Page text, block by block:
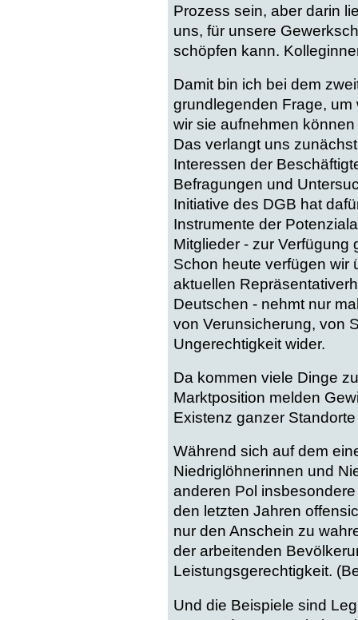
Prozess sein, aber darin
uns, für unsere
schöpfen kann.
Damit bin ich bei dem
grundlegenden Frage,
wir sie aufnehmen
Das verlangt uns
Interessen der
Befragungen und
Initiative des DGB hat
Instrumente der
Mitglieder - zur Verfügung
Schon heute verfügen wir
aktuellen
Deutschen - nehmt nur
von Verunsicherung, von
Ungerechtigkeit wider.
Da kommen viele Dinge
Marktposition melden
Existenz ganzer
Während sich auf dem
Niedriglöhnerinnen und
anderen Pol
den letzten Jahren
nur den Anschein zu
der arbeitenden
Leistungsgerechtigkeit.
Und die Beispiele sind